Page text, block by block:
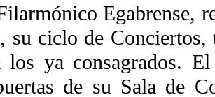
Egabrense,
su ciclo de Conciertos,
los ya consagrados.
de su Sala de